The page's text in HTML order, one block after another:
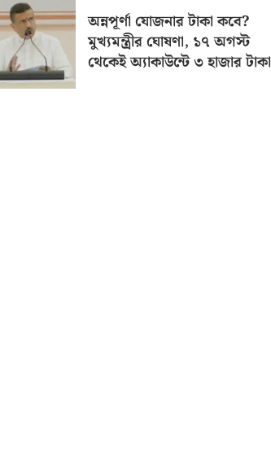
অন্নপূর্ণা যোজনার টাকা কবে?
মুখ্যমন্ত্রীর ঘোষণা, ১৭ অগস্ট
থেকেই অ্যাকাউন্টে ৩ হাজার টাকা